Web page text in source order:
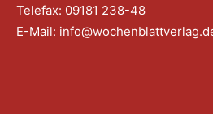
Telefax: 09181 238-48
E-Mail: